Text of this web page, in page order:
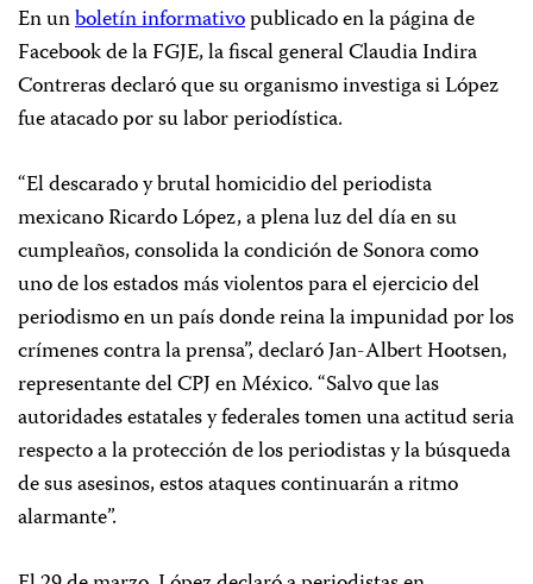
En unboletín informativopublicado en la página de
Facebook de la FGJE, la fiscal general Claudia Indira
Contreras declaró que su organismo investiga si López
fue atacado por su labor periodística.
“El descarado y brutal homicidio del periodista
mexicano Ricardo López, a plena luz del día en su
cumpleaños, consolida la condición de Sonora como
uno de los estados más violentos para el ejercicio del
periodismo en un país donde reina la impunidad por los
crímenes contra la prensa”, declaró Jan-Albert Hootsen,
representante del CPJ en México. “Salvo que las
autoridades estatales y federales tomen una actitud seria
respecto a la protección de los periodistas y la búsqueda
de sus asesinos, estos ataques continuarán a ritmo
alarmante”.